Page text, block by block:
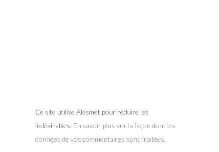
Ce site utilise Akismet pour réduire les
indésirables. En savoir plus sur la façon dont les
données de vos commentaires sont traitées.